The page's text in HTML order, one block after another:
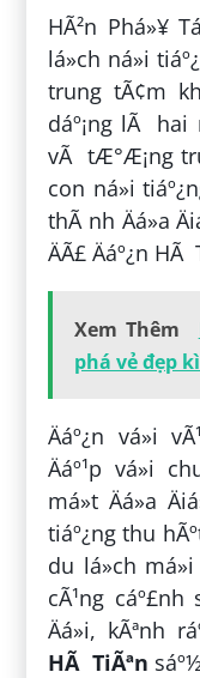
HÃ²n Phá»¥
lá»ch ná»i
trung tÃ¢m
dáº¡ng lÃ hai
vÃ tÆ°Æ¡ng
con ná»i
thÃ nh Äá»a
ÄÃ£ Äáº¿n HÃ
Xem Thêm
phá vẻ đẹp
Äáº¿n vá»i
Äáº¹p vá»i
má»t Äá»a
tiáº¿ng thu
du lá»ch má»i
cÃ¹ng cáº£nh
Äá»i, kÃªnh
HÃ TiÃªn